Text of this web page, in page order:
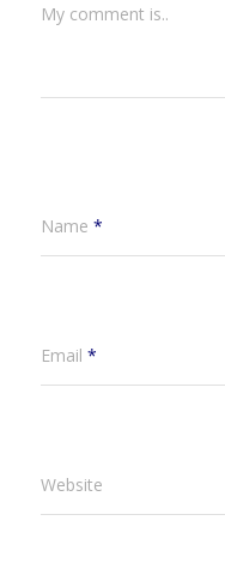
My comment is..
Name *
Email *
Website